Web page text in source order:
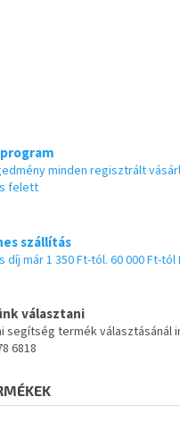
minden regisztrált
felett
szállítás
díj már 1 350 Ft-tól. 60 000 Ft-tól
választani
segítség termék választásánál
6818